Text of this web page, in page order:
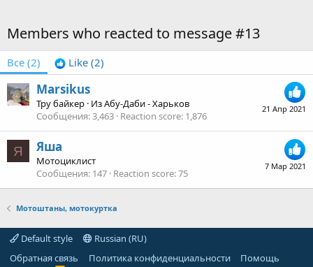
Members who reacted to message #13
Все (2) Like (2)
21 Апр 2021
Marsikus
Тру байкер · ИзАбу-Даби - Харьков
Сообщения 3,463 Reaction score 1,876
Я
7 Мар 2021
Яша
Мотоциклист
Сообщения 147 Reaction score 75
Мотоштаны, мотокуртка
Default style
Russian (RU)
Обратная связь
Политика конфиденциальности
Помощь